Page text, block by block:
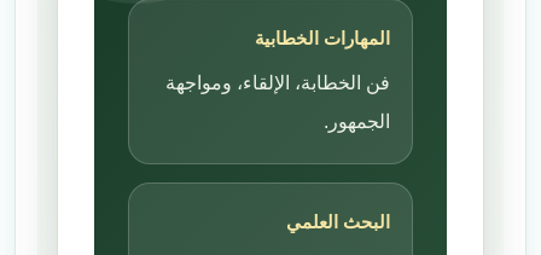
المهارات الخطابية
فن الخطابة، الإلقاء، ومواجهة
الجمهور.
البحث العلمي